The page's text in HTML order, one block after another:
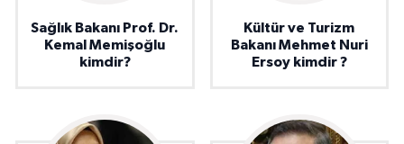
Sağlık Bakanı Prof. Dr.
Kemal Memişoğlu
kimdir?
Kültür ve Turizm
Bakanı Mehmet Nuri
Ersoy kimdir ?